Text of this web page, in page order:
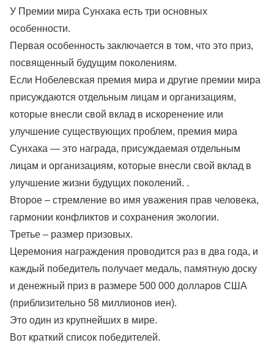
У Премии мира Сунхака есть три основных
особенности.
Первая особенность заключается в том, что это приз,
посвященный будущим поколениям.
Если Нобелевская премия мира и другие премии мира
присуждаются отдельным лицам и организациям,
которые внесли свой вклад в искоренение или
улучшение существующих проблем, премия мира
Сунхака — это награда, присуждаемая отдельным
лицам и организациям, которые внесли свой вклад в
улучшение жизни будущих поколений. .
Второе – стремление во имя уважения прав человека,
гармонии конфликтов и сохранения экологии.
Третье – размер призовых.
Церемония награждения проводится раз в два года, и
каждый победитель получает медаль, памятную доску
и денежный приз в размере 500 000 долларов США
(приблизительно 58 миллионов иен).
Это один из крупнейших в мире.
Вот краткий список победителей.